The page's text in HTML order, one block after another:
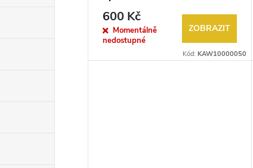
u
600 Kč
Momentálně
nedostupné
ZOBRAZIT
Kód:KAW10000050